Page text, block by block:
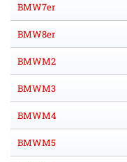
BMW7er
BMW8er
BMWM2
BMWM3
BMWM4
BMWM5